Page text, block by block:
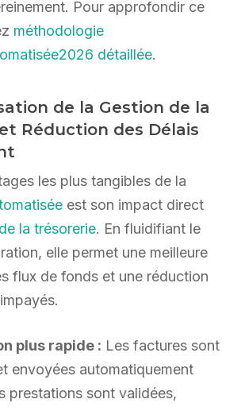
Pour approfondir ce
méthodologie
détaillée.
de la Gestion de la
Réduction des Délais
les plus tangibles de la
est son impact direct
la trésorerie. En fluidifiant le
elle permet une meilleure
flux de fonds et une réduction
plus rapide : Les factures sont
envoyées automatiquement
prestations sont validées,